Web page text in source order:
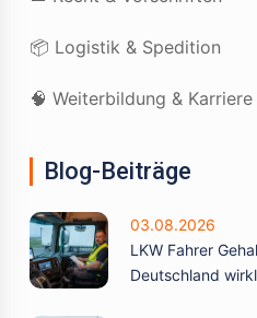
📦 Logistik & Spedition
🧠 Weiterbildung & Karriere
Blog-Beiträge
03.08.2026
LKW Fahrer
Deutschland